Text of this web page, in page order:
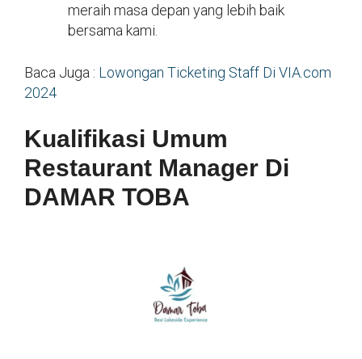
meraih masa depan yang lebih baik
bersama kami.
Baca Juga : Lowongan Ticketing Staff Di VIA.com
2024
Kualifikasi Umum
Restaurant Manager Di
DAMAR TOBA